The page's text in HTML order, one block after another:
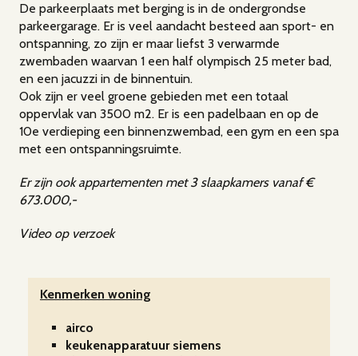
De parkeerplaats met berging is in de ondergrondse
parkeergarage. Er is veel aandacht besteed aan sport- en
ontspanning, zo zijn er maar liefst 3 verwarmde
zwembaden waarvan 1 een half olympisch 25 meter bad,
en een jacuzzi in de binnentuin.
Ook zijn er veel groene gebieden met een totaal
oppervlak van 3500 m2. Er is een padelbaan en op de
10e verdieping een binnenzwembad, een gym en een spa
met een ontspanningsruimte.
Er zijn ook appartementen met 3 slaapkamers vanaf €
673.000,-
Video op verzoek
Kenmerken woning
airco
keukenapparatuur siemens